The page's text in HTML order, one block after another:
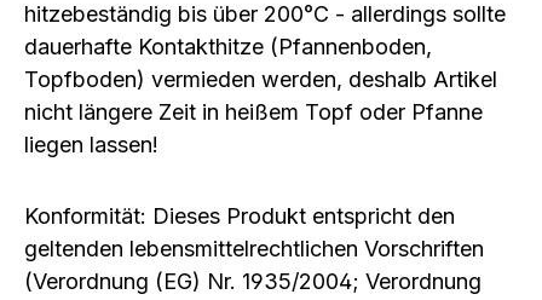
hitzebeständig bis über 200°C - allerdings sollte
dauerhafte Kontakthitze (Pfannenboden,
Topfboden) vermieden werden, deshalb Artikel
nicht längere Zeit in heißem Topf oder Pfanne
liegen lassen!
Konformität: Dieses Produkt entspricht den
geltenden lebensmittelrechtlichen Vorschriften
(Verordnung (EG) Nr. 1935/2004; Verordnung